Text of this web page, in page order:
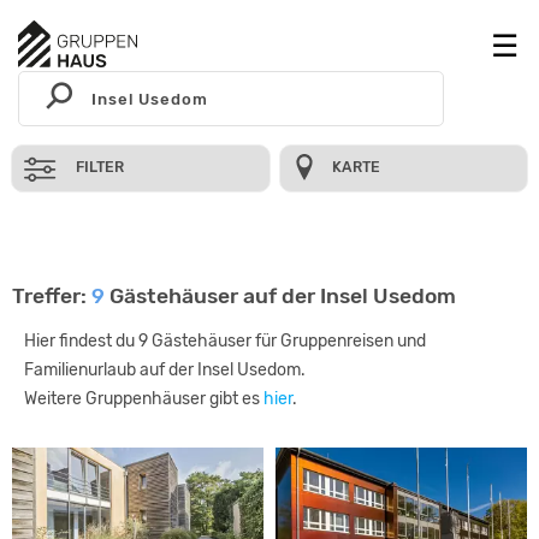
FILTER KARTE
Treffer: 9 Gästehäuser auf der Insel Usedom
Hier findest du 9 Gästehäuser für Gruppenreisen und
Familienurlaub auf der Insel Usedom.
Weitere Gruppenhäuser gibt es hier.